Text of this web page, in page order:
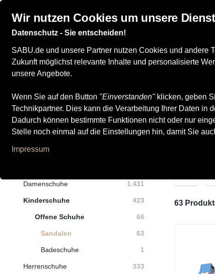
Wir nutzen Cookies um unsere
Datenschutz - Sie entscheiden!
SABU.de und unsere Partner nutzen Cookies und andere
Zukunft möglichst relevante Inhalte und personalisierte
unsere Angebote.
Wenn Sie auf den Button "Einverstanden"klicken, geben
Technikpartner. Dies kann die Verarbeitung Ihrer Daten
Dadurch können bestimmte Funktionen nicht oder nur
Stelle noch einmal auf die Einstellungen hin, damit Sie
Impressum
Damenschuhe Herrenschuhe Kinderschuhe
Alle Produkte Kinderschuhe Offene Schuhe Sandalen
Sandalen
Damenschuhe 1.431
Kinderschuhe 423
Offene Schuhe 66
Sandalen 63
Badeschuhe 1
Herrenschuhe 333
63